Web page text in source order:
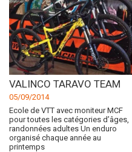
VALINCO TARAVO TEAM
05/09/2014
Ecole de VTT avec moniteur MCF
pour toutes les catégories d’âges,
randonnées adultes Un enduro
organisé chaque année au
printemps